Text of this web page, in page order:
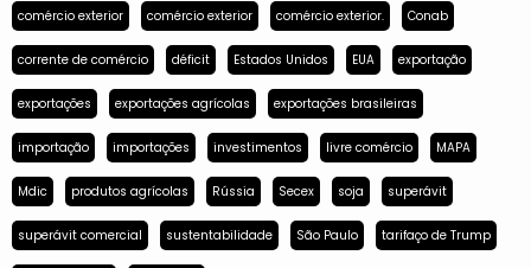
comércio exterior comércio exterior comércio exterior. Conab
corrente de comércio déficit Estados Unidos EUA exportação
exportações exportações agrícolas exportações brasileiras
importação importações investimentos livre comércio MAPA
Mdic produtos agrícolas Rússia Secex soja superávit
superávit comercial sustentabilidade São Paulo tarifaço de Trump